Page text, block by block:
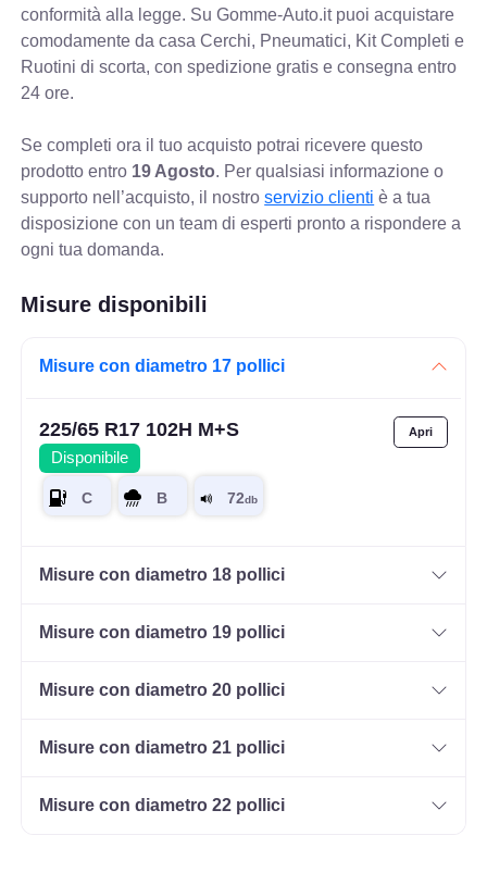
conformità alla legge. Su Gomme-Auto.it puoi acquistare
comodamente da casa Cerchi, Pneumatici, Kit Completi e
Ruotini di scorta, con spedizione gratis e consegna entro
24 ore.
Se completi ora il tuo acquisto potrai ricevere questo
prodotto entro 19 Agosto. Per qualsiasi informazione o
supporto nell’acquisto, il nostroservizio clienti è a tua
disposizione con un team di esperti pronto a rispondere a
ogni tua domanda.
Misure disponibili
Misure con diametro 17 pollici
225/65 R17 102H M+S
Disponibile
Misure con diametro 18 pollici
Misure con diametro 19 pollici
Misure con diametro 20 pollici
Misure con diametro 21 pollici
Misure con diametro 22 pollici